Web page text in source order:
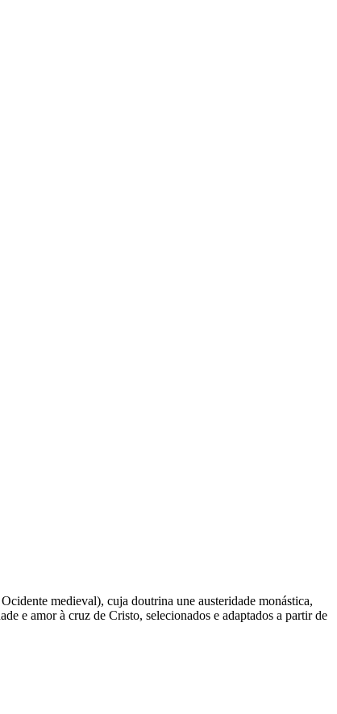
medieval), cuja doutrina une austeridade monástica,
e amor à cruz de Cristo, selecionados e adaptados a partir de